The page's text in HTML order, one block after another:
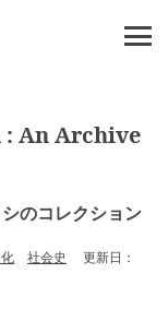
: An Archive
のコレクション
社会史
更新日：